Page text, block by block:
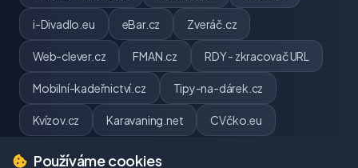
i-Divadlo.eu eBar.cz Zveráč.cz
Web-clever.cz FMAN.cz RDY - zkracovač URL
Mobilní-kadeřnictví.cz Tipy-na-dárek.cz
Kvízov.cz Karavaning.net CVčko.eu
Používáme cookies